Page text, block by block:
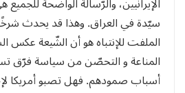
سيّدة في العراق. وهذا قد يحدث
الملفت للإنتباه هو أن الشّيعة عكس
المناعة و التحصّن من سياسة فرّق
أسباب صمودهم. فهل تصبو أمريكا